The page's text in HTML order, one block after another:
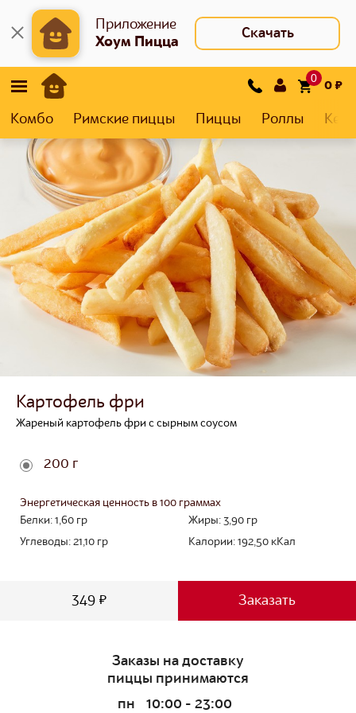
Приложение
Хоум Пицца
Скачать
0
0₽
Комбо Римские пиццы Пиццы Роллы
Картофель фри
Жареный картофель фри с сырным соусом
200 г
Энергетическая ценность в 100 граммах
Белки: 1,60 гр Жиры: 3,90гр
Углеводы: 21,10 гр Калории: 192,50кКал
349 ₽ Заказать
Заказы на доставку
пиццы принимаются
пн
10:00 - 23:00